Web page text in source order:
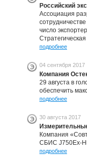
Российский
Ассоциация
число
подробнее
04 сентября 2017
Компания
29 августа в
обеспечить
подробнее
30 августа 2017
Компания
СБИС J750Ex-
подробнее